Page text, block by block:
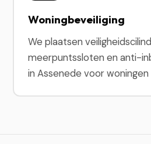
Woningbeveiliging
We plaatsen
meerpuntssloten en anti-
in Assenede voor